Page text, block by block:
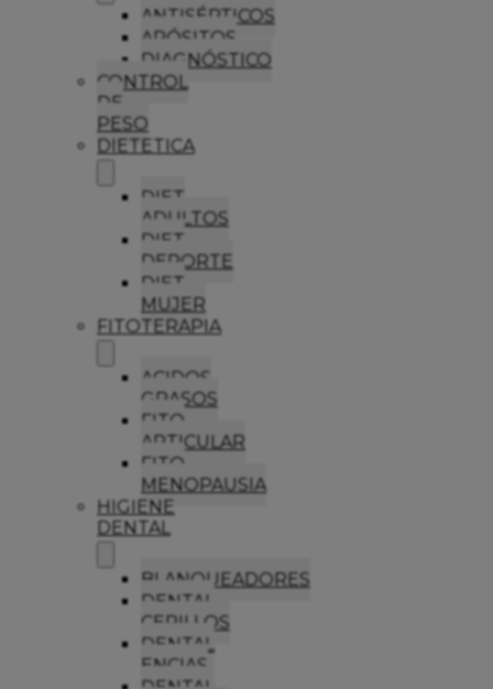
ANTISÉPTICOS
APÓSITOS
DIAGNÓSTICO
CONTROL
DE
PESO
DIETETICA
DIET
ADULTOS
DIET
DEPORTE
DIET
MUJER
FITOTERAPIA
ACIDOS
GRASOS
FITO
ARTICULAR
FITO
MENOPAUSIA
HIGIENE
DENTAL
BLANQUEADORES
DENTAL
CEPILLOS
DENTAL
ENCIAS